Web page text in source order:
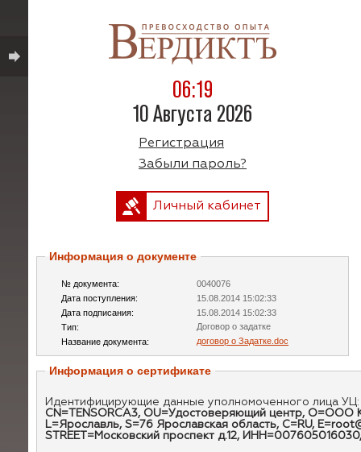
06:19
10 Августа 2026
Регистрация
Забыли пароль?
Личный кабинет
Информация о документе
№ документа:
0040076
Дата поступления:
15.08.2014 15:02:33
Дата подписания:
15.08.2014 15:02:33
Тип:
Договор о задатке
Название документа:
договор о Задатке.doc
Информация о сертификате
Идентифицирующие данные уполномоченного лица
CN=TENSORCA3, OU=Удостоверяющий центр, O=ООО
L=Ярославль, S=76 Ярославская область, C=RU,
STREET=Московский проспект д.12,